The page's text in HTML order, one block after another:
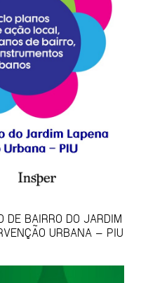
BAIRRO DO JARDIM
URBANA – PIU